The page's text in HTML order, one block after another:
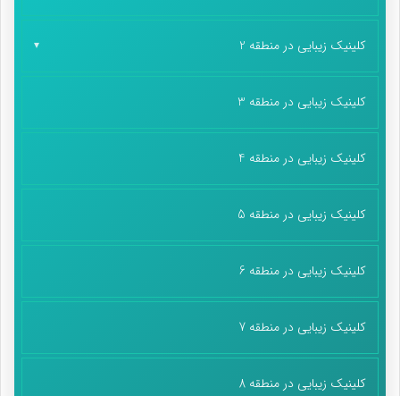
کلینیک زیبایی در منطقه 2
کلینیک زیبایی در منطقه 3
کلینیک زیبایی در منطقه 4
کلینیک زیبایی در منطقه 5
کلینیک زیبایی در منطقه 6
کلینیک زیبایی در منطقه 7
کلینیک زیبایی در منطقه 8